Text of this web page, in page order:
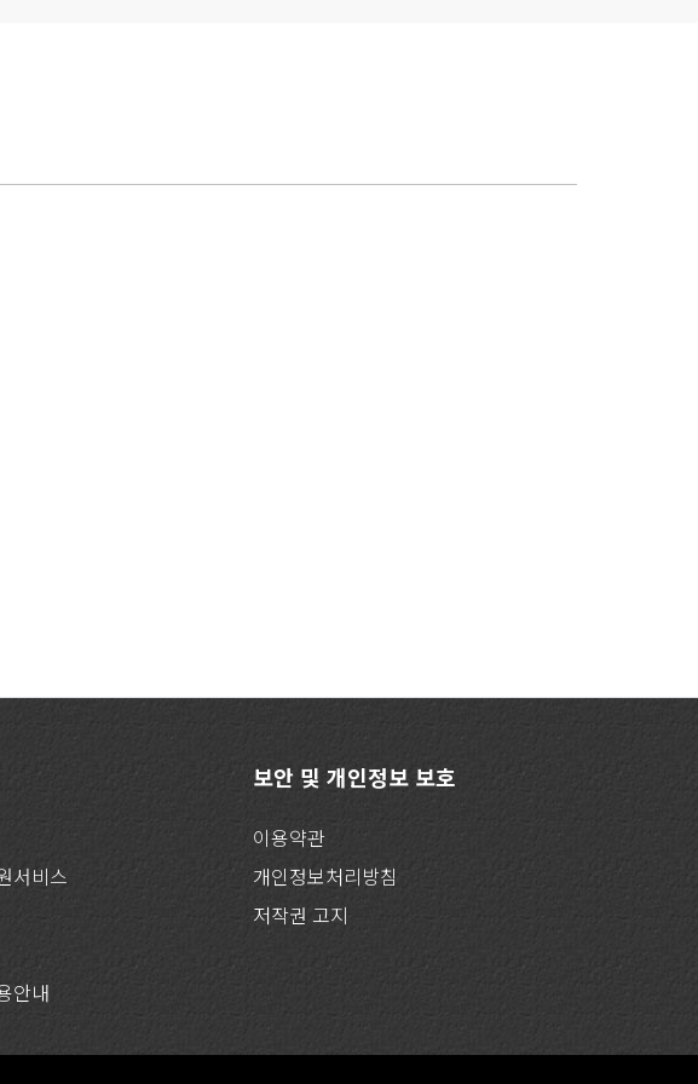
서비스
안내
보안 및 개인정보 보호
이용약관
개인정보처리방침
저작권 고지